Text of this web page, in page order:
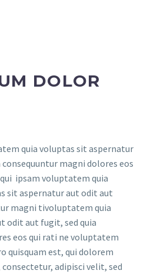
DOLOR
quia voluptas sit aspernatur
magni dolores eos
ipsam voluptatem quia
sit aspernatur aut odit aut
magni tivoluptatem quia
odit aut fugit, sed quia
eos qui rati ne voluptatem
quisquam est, qui dolorem
adipisci velit, sed